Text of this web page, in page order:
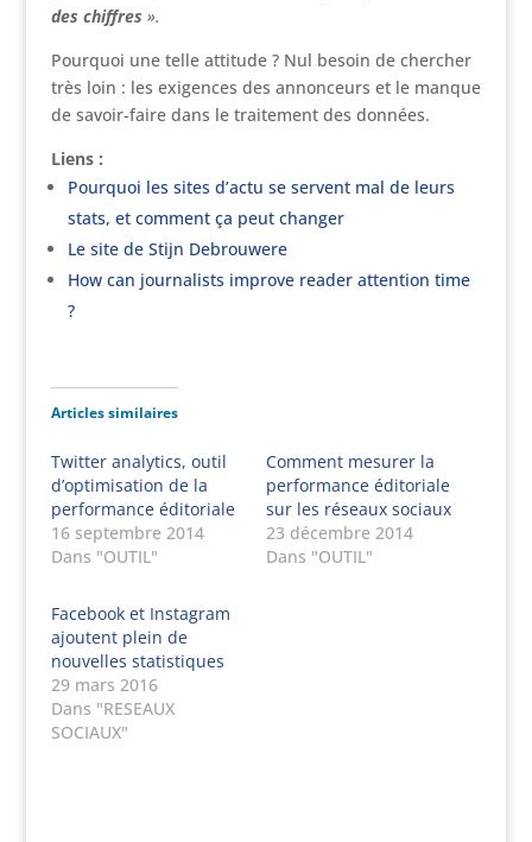
des chiffres ».
Pourquoi une telle attitude ? Nul besoin de chercher
très loin : les exigences des annonceurs et le manque
de savoir-faire dans le traitement des données.
Liens :
Pourquoi les sites d’actu se servent mal de leurs
stats, et comment ça peut changer
Le site de Stijn Debrouwere
How can journalists improve reader attention time
?
Articles similaires
Twitter analytics, outil
d’optimisation de la
performance éditoriale
16 septembre 2014
Dans "OUTIL"
Comment mesurer la
performance éditoriale
sur les réseaux sociaux
23 décembre 2014
Dans "OUTIL"
Facebook et Instagram
ajoutent plein de
nouvelles statistiques
29 mars 2016
Dans "RESEAUX
SOCIAUX"